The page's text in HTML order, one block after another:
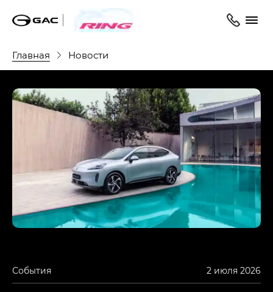
Главная Новости
События 2 июля 2026